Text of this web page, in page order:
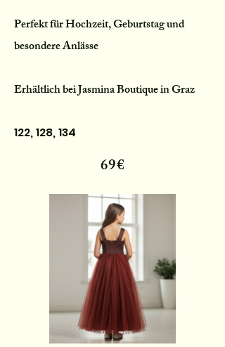
Perfekt für Hochzeit, Geburtstag und
besondere Anlässe
Erhältlich bei Jasmina Boutique in Graz
122, 128, 134
69€